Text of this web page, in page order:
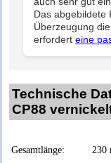
Das abgebildete
Überzeugung
erfordert eine
Technische
CP88
Gesamtlänge: 230